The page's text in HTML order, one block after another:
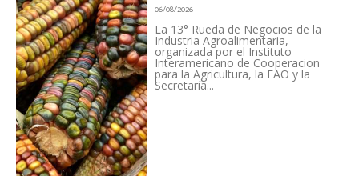
06/08/2026
La 13° Rueda de Negocios de la
Industria Agroalimentaria,
organizada por el Instituto
Interamericano de Cooperacion
para la Agricultura, la FAO y la
Secretaría...